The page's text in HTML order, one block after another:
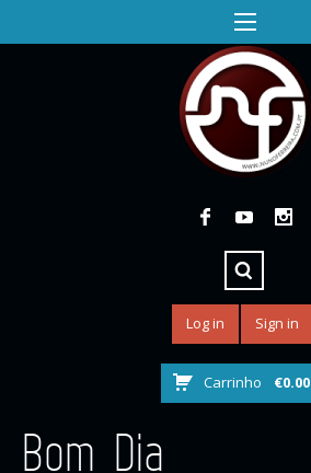
Log in Sign in
Carrinho €0.00
Bom Dia